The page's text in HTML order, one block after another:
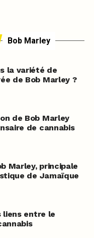
Bob Marley
la variété de
de Bob Marley ?
de Bob Marley
de cannabis
Marley, principale
de Jamaïque
liens entre le